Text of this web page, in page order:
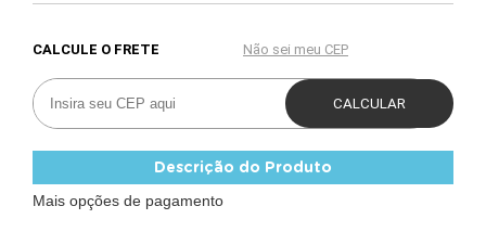
Descrição do Produto
Mais opções de pagamento